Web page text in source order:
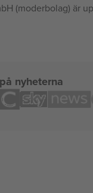
(moderbolag) är
nyheterna